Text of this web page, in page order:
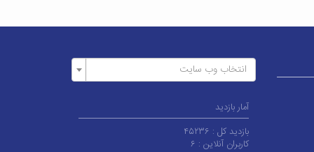
انتخاب وب سایت
آمار بازدید
بازدید کل : ۴۵۲۳۶
کاربران آنلاین : ۶